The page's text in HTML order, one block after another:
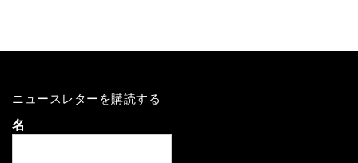
ニュースレターを購読する
名